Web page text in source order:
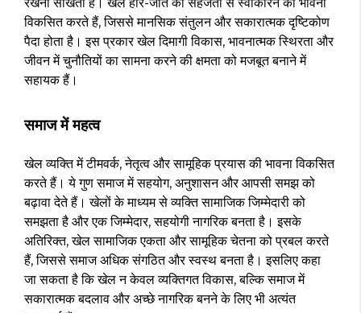
विकसित करते हैं, जिससे मानसिक संतुलन और सकारात्मक दृष्टिकोण
पैदा होता है। इस प्रकार खेल दिमागी विकास, भावनात्मक स्थिरता और
जीवन में चुनौतियों का सामना करने की क्षमता को मजबूत बनाने में
सहायक हैं।
समाज में महत्व
खेल व्यक्ति में टीमवर्क, नेतृत्व और सामूहिक प्रयास की भावना विकसित
करते हैं। ये गुण समाज में सहयोग, अनुशासन और आपसी समझ को
बढ़ावा देते हैं। खेलों के माध्यम से व्यक्ति सामाजिक जिम्मेदारी को
समझता है और एक जिम्मेदार, सहयोगी नागरिक बनता है। इसके
अतिरिक्त, खेल सामाजिक एकता और सामूहिक चेतना को प्रबल करते
हैं, जिससे समाज अधिक संगठित और स्वस्थ बनता है। इसलिए कहा
जा सकता है कि खेल न केवल व्यक्तिगत विकास, बल्कि समाज में
सकारात्मक बदलाव और अच्छे नागरिक बनने के लिए भी अत्यंत